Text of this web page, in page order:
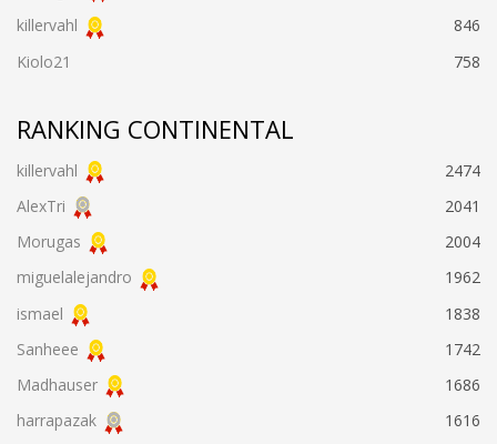
killervahl
846
Kiolo21
758
RANKING CONTINENTAL
killervahl
2474
AlexTri
2041
Morugas
2004
miguelalejandro
1962
ismael
1838
Sanheee
1742
Madhauser
1686
harrapazak
1616